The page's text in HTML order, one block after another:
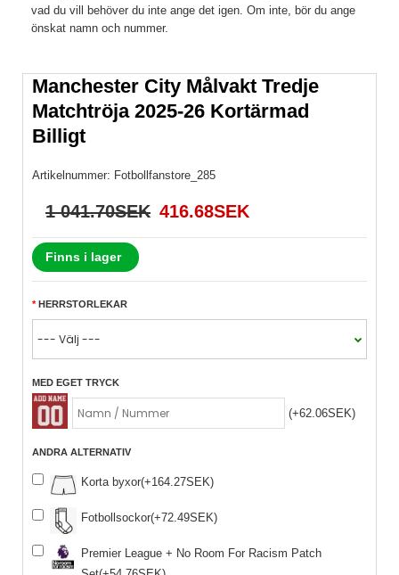
vad du vill behöver du inte ange det igen. Om inte, bör du ange
önskat namn och nummer.
Manchester City Målvakt Tredje
Matchtröja 2025-26 Kortärmad
Billigt
Artikelnummer: Fotbollfanstore_285
1 041.70SEK 416.68SEK
Finns i lager
HERRSTORLEKAR
MED EGET TRYCK
(+62.06SEK)
ANDRA ALTERNATIV
Korta byxor(+164.27SEK)
Fotbollsockor(+72.49SEK)
Premier League + No Room For Racism Patch